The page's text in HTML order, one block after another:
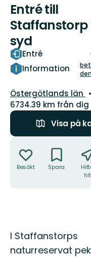
Entré till
syd
Entré
Information
Län:
Östergötlands län
6734.39 km från dig
Visa på
Besökt Spara
hit
Beskrivning
I Staffanstorps
naturreservat